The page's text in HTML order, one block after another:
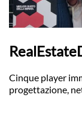
Cinque player
progettazione,